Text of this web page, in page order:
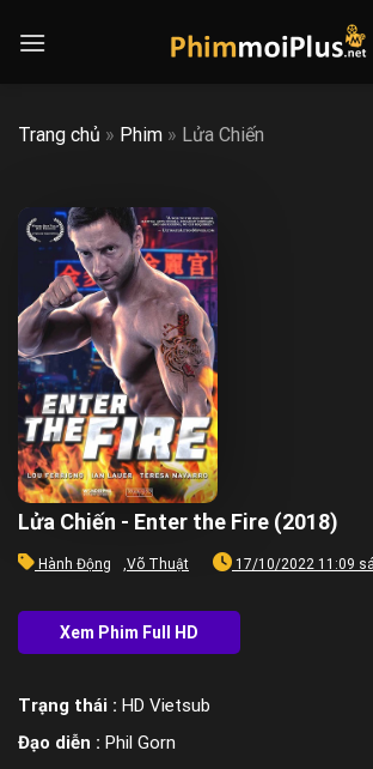
Trang chủ » Phim » Lửa Chiến
Lửa Chiến - Enter the Fire (2018)
Hành Động Võ Thuật 17/10/2022 11:09
Trạng thái : HD Vietsub
Đạo diễn : Phil Gorn